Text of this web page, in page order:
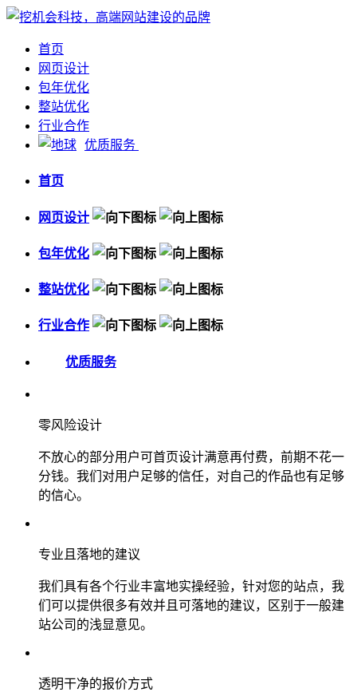
首页
网页设计
包年优化
整站优化
行业合作
优质服务
首页
网页设计
包年优化
整站优化
行业合作
优质服务
零风险设计
不放心的部分用户可首页设计满意再付费，前期不花一
分钱。我们对用户足够的信任，对自己的作品也有足够
的信心。
专业且落地的建议
我们具有各个行业丰富地实操经验，针对您的站点，我
们可以提供很多有效并且可落地的建议，区别于一般建
站公司的浅显意见。
透明干净的报价方式